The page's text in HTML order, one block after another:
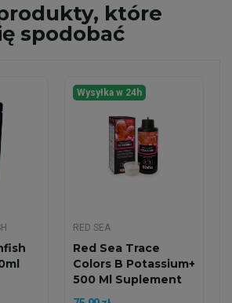
które
spodobać
Wysyłka w 24h
RED SEA
Red Sea Trace
Colors B Potassium+
500 Ml Suplement
Potasu